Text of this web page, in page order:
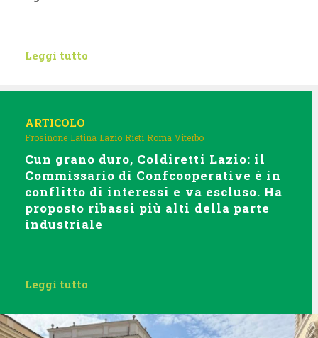
Leggi tutto
ARTICOLO
Frosinone Latina Lazio Rieti Roma Viterbo
Cun grano duro, Coldiretti Lazio: il
Commissario di Confcooperative è in
conflitto di interessi e va escluso. Ha
proposto ribassi più alti della parte
industriale
Leggi tutto